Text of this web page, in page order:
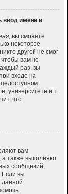
ввод имени и
, вы сможете
некоторое
другой не смог
чтобы вам не
раз, вы
при входе на
университете и т.
что
вам
а также выполняют
сообщений,
Если вы
данной